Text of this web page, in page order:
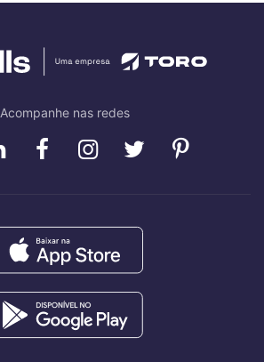
Acompanhe nas redes